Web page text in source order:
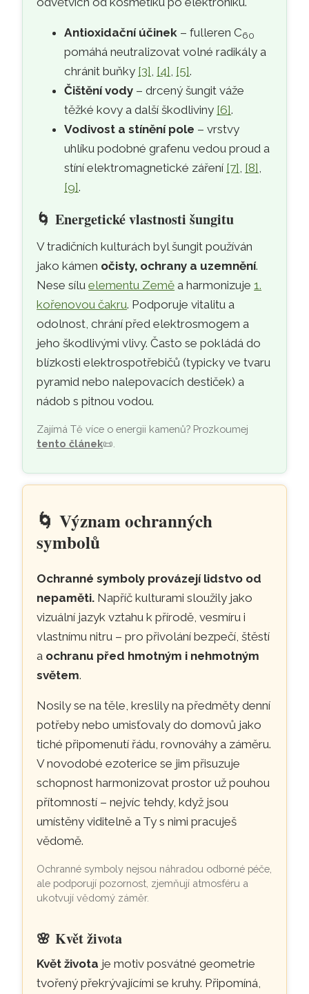
Antioxidační účinek – fulleren C60
pomáhá neutralizovat volné radikály a
chránit buňky [3], [4], [5].
Čištění vody – drcený šungit váže
těžké kovy a další škodliviny [6].
Vodivost a stínění pole – vrstvy
uhlíku podobné grafenu vedou proud a
stíní elektromagnetické záření [7], [8],
[9].
🌀Energetické vlastnosti šungitu
V tradičních kulturách byl šungit používán
jako kámen očisty, ochrany a uzemnění.
Nese síluelementu Země a harmonizuje1.
kořenovou čakru. Podporuje vitalitu a
odolnost, chrání před elektrosmogem a
jeho škodlivými vlivy. Často se pokládá do
blízkosti elektrospotřebičů (typicky ve tvaru
pyramid nebo nalepovacích destiček) a
nádob s pitnou vodou.
Zajímá Tě více o energii kamenů? Prozkoumej
tento článek📜
🌀Význam ochranných
symbolů
Ochranné symboly provázejí lidstvo od
nepaměti. Napříč kulturami sloužily jako
vizuální jazyk vztahu k přírodě, vesmíru i
vlastnímu nitru – pro přivolání bezpečí, štěstí
a ochranu před hmotným i nehmotným
světem.
Nosily se na těle, kreslily na předměty denní
potřeby nebo umisťovaly do domovů jako
tiché připomenutí řádu, rovnováhy a záměru.
V novodobé ezoterice se jim přisuzuje
schopnost harmonizovat prostor už pouhou
přítomností – nejvíc tehdy, když jsou
umístěny viditelně a Ty s nimi pracuješ
vědomě.
Ochranné symboly nejsou náhradou odborné péče,
ale podporují pozornost, zjemňují atmosféru a
ukotvují vědomý záměr.
🌸Květ života
Květ života je motiv posvátné geometrie
tvořený překrývajícími se kruhy. Připomíná,